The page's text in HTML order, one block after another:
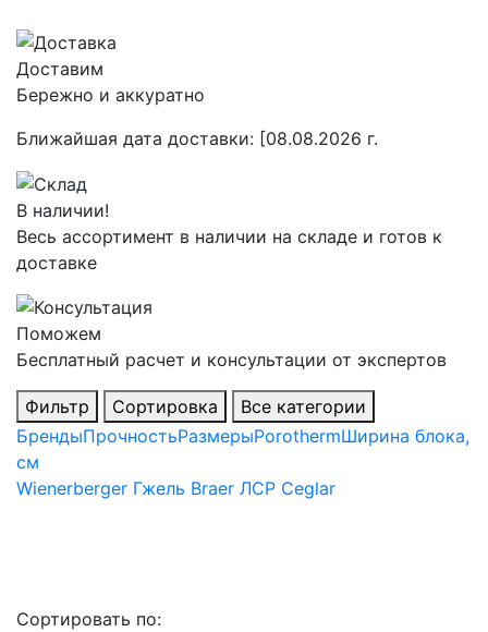
Доставим
Бережно и аккуратно
Ближайшая дата доставки: [08.08.2026 г.
В наличии!
Весь ассортимент в наличии на складе и готов к
доставке
Поможем
Бесплатный расчет и консультации от экспертов
Фильтр Сортировка
Все категории
БрендыПрочностьРазмерыPorothermШирина блока,
см
Wienerberger Гжель Braer ЛСР Ceglar
Сортировать по: